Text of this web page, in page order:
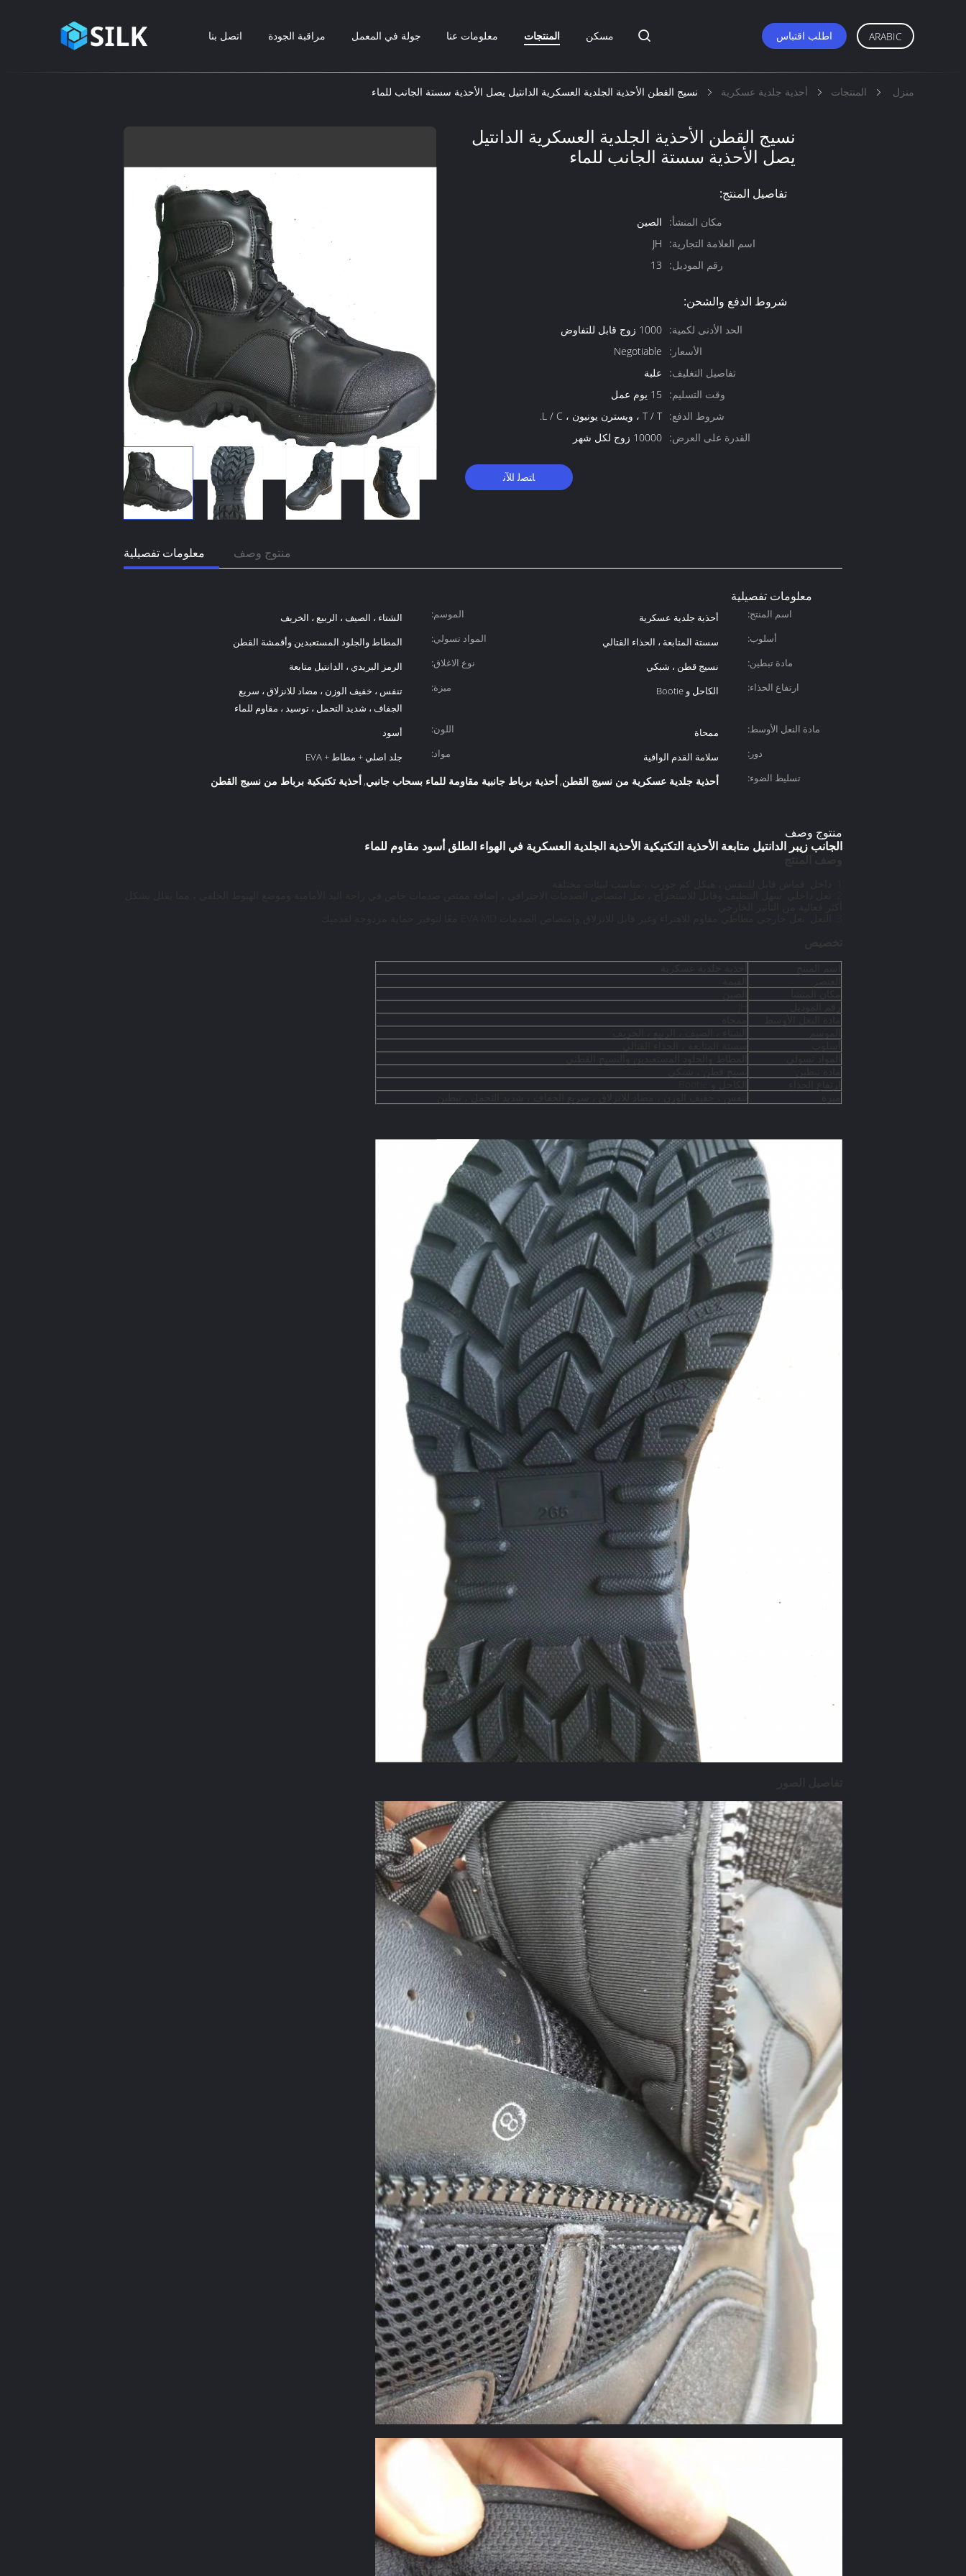
اترك رسالة
إرسال
مسكن المنتجات معلومات عنا جولة في المعمل مراقبة الجودة اتصل بنا اطلب اقتباس ARABIC
منزل المنتجات أحذية جلدية عسكرية نسيج القطن الأحذية الجلدية العسكرية الدانتيل يصل الأحذية سستة الجانب للماء
نسيج القطن الأحذية الجلدية العسكرية الدانتيل
يصل الأحذية سستة الجانب للماء
تفاصيل المنتج:
مكان المنشأ:
الصين
اسم العلامة التجارية:
JH
رقم الموديل:
13
شروط الدفع والشحن:
الحد الأدنى لكمية: 1000 زوج قابل للتفاوض
الأسعار:
Negotiable
تفاصيل التغليف:
علبة
وقت التسليم:
15 يوم عمل
شروط الدفع: T / T ، ويسترن يونيون ، L / C.
القدرة على العرض: 10000 زوج لكل شهر
ﺎﺘﺼﻟ ﺍﻶﻧ
معلومات تفصيلية منتوج وصف
معلومات تفصيلية
اسم المنتج: أحذية جلدية عسكرية الموسم:
الشتاء ، الصيف ، الربيع ، الخريف
أسلوب:
سستة المتابعة ، الحذاء القتالي المواد تسولي:
المطاط والجلود المستعبدين وأقمشة القطن
مادة تبطين:
نسيج قطن ، شبكي نوع الاغلاق:
الرمز البريدي ، الدانتيل متابعة
ارتفاع الحذاء:
الكاحل و Bootie ميزة:
تنفس ، خفيف الوزن ، مضاد للانزلاق ، سريع
الجفاف ، شديد التحمل ، توسيد ، مقاوم للماء
مادة النعل الأوسط:
ممحاة اللون:
أسود
دور:
سلامة القدم الواقية مواد:
جلد اصلي + مطاط + EVA
تسليط الضوء:
أحذية جلدية عسكرية من نسيج القطن, أحذية برباط جانبية مقاومة للماء بسحاب جانبي, أحذية تكتيكية برباط من نسيج القطن
منتوج وصف
الجانب زيبر الدانتيل متابعة الأحذية التكتيكية الأحذية الجلدية العسكرية في الهواء الطلق أسود مقاوم للماء